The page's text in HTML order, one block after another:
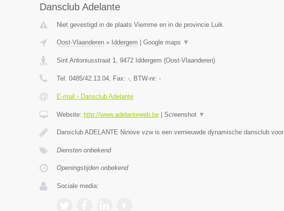
Dansclub Adelante
Niet gevestigd in de plaats Viemme en in de provincie Luik.
Oost-Vlaanderen» Iddergem Google maps ▼
Sint Antoniusstraat 1, 9472 Iddergem (Oost-Vlaanderen)
Tel: 0485/42.13.04, Fax: -, BTW-nr: -
E-mail › Dansclub Adelante
Website: http://www.adelanteweb.be| Screenshot ▼
Dansclub ADELANTE Ninove vzw is een vernieuwde dynamische dansclub voor
Diensten onbekend
Openingstijden onbekend
Sociale media: